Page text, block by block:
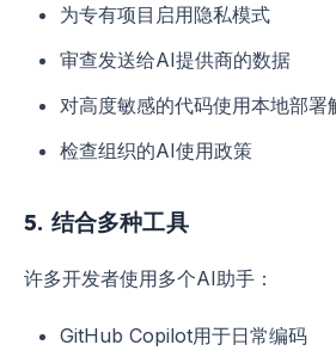
为专有项目启用隐私模式
审查发送给AI提供商的数据
对高度敏感的代码使用本地部署
检查组织的AI使用政策
5. 结合多种工具
许多开发者使用多个AI助手：
GitHub Copilot用于日常编码